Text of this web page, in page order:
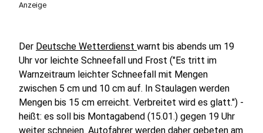
Anzeige
Der Deutsche Wetterdienst warnt bis abends um 19
Uhr vor leichte Schneefall und Frost ("Es tritt im
Warnzeitraum leichter Schneefall mit Mengen
zwischen 5 cm und 10 cm auf. In Staulagen werden
Mengen bis 15 cm erreicht. Verbreitet wird es glatt.") -
heißt: es soll bis Montagabend (15.01.) gegen 19 Uhr
weiter schneien. Autofahrer werden daher gebeten am